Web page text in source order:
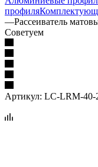
профиля
—Рассеиватель
Советуем
Артикул: LC-LRM-40-